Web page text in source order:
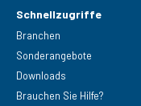
Schnellzugriffe
Branchen
Sonderangebote
Downloads
Brauchen Sie Hilfe?